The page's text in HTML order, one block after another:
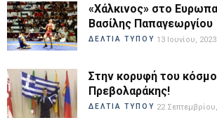
«Χάλκινος» στο
Βασίλης Παπαγεωργίου
ΔΕΛΤΙΑ ΤΥΠΟΥ 13 Ιουνίου, 2023
Στην κορυφή του
Πρεβολαράκης!
ΔΕΛΤΙΑ ΤΥΠΟΥ 22